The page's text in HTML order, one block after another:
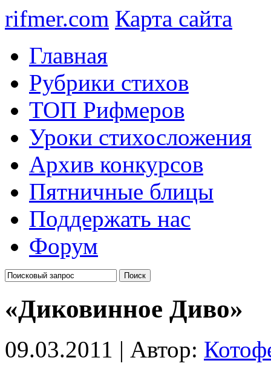
rifmer.com Карта сайта
Главная
Рубрики стихов
ТОП Рифмеров
Уроки стихосложения
Архив конкурсов
Пятничные блицы
Поддержать нас
Форум
«Диковинное Диво»
09.03.2011 | Автор: